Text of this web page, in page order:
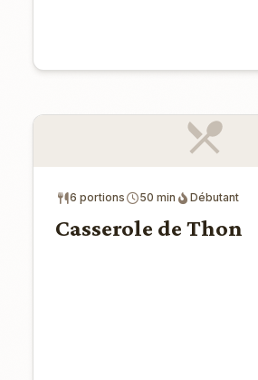
6 portions 50 min Débutant
Casserole de Thon